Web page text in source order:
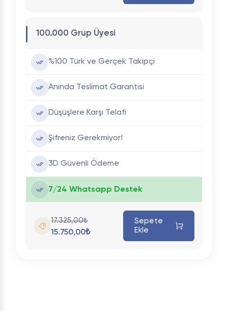
100.000 Grup Üyesi
%100 Türk ve Gerçek Takipçi
Anında Teslimat Garantisi
Düşüşlere Karşı Telafi
Şifreniz Gerekmiyor!
3D Güvenli Ödeme
7/24 Whatsapp Destek
17.325,00₺
15.750,00₺
Sepete
Ekle